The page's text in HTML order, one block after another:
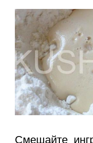
Смешайте